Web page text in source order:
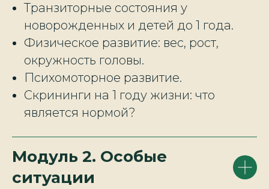
Транзиторные состояния у
новорожденных и детей до 1 года.
Физическое развитие: вес, рост,
окружность головы.
Психомоторное развитие.
Скрининги на 1 году жизни: что
является нормой?
Модуль 2. Особые
ситуации